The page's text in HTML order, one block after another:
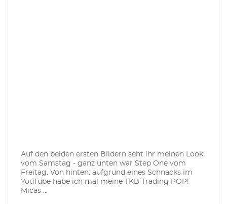
Auf den beiden ersten Bildern seht ihr meinen Look
vom Samstag - ganz unten war Step One vom
Freitag. Von hinten: aufgrund eines Schnacks im
YouTube habe ich mal meine TKB Trading POP!
Micas ...